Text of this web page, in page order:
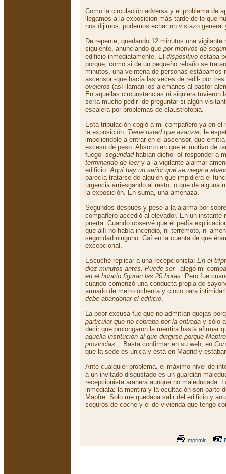
Como la circulación adversa y el problema de
llegamos a la exposición más tarde de lo que
nos dijimos, podemos echar un vistazo
De repente, quedando 12 minutos una
siguiente, anunciando que por motivos de
edificio inmediatamente. El dispositivo estaba
porque, como si de un pequeño rebaño se
minutos, una veintena de personas estábamos
ascensor -que hacía las veces de redil- por
ovejeros (así llaman los alemanes al pastor
En aquellas circunstancias ni siquiera tuvieron
sería mucho pedir- de preguntar si algún
escalera por problemas de claustrofobia.
Esta tribulación cogió a mi compañero ya en el
la exposición. Tiene usted que avanzar, le
impeliéndole a entrar en el ascensor, que
exceso de peso. Absorto en que el motivo de
fuego -seguridadhabían dicho- oí responder a
terminando de leery a la vigilante alarmar
edificio.Aquí hay un señor que se niega a
parecía tratarse de alguien que impidiera el
urgencia arriesgando al resto, o que de alguna
la exposición. En suma, una amenaza.
Segundos después y pese a la alarma por
compañero accedió al elevador. En un instante
puerta. Cuando observé que él pedía
que allí no había incendio, ni terremoto, ni
seguridad ninguno. Caí en la cuenta de que
excepcional.
Escuché replicar a una recepcionista: En el
diez minutos antes. Puede ser–alegó mi
en el horario figuran las 20 horas. Pero fue
cuando comenzó una conducta propia de
armado de metro ochenta y cinco para
debe abandonar el edificio.
La peor excusa fue que no admitían quejas
particular que no cobraba por la entrada y sólo
decir que prolongaron la mentira hasta afirmar
aquella institución al que dirigirse porque
provincias... Basta confirmar en su web, en
que la sede es única y está en Madrid y
Ante cualquier problema, el máximo nivel de
a un invitado disgustado es un guardián
recepcionista aranera aunque no maleducada.
inmediata: la mentira y la ocultación son parte
Mapfre. Solo me quedaba salir del edificio y
seguros de coche y el de vivienda que tengo
Imprimir